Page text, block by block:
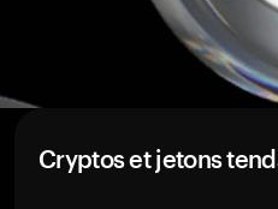
Cryptos et jetons